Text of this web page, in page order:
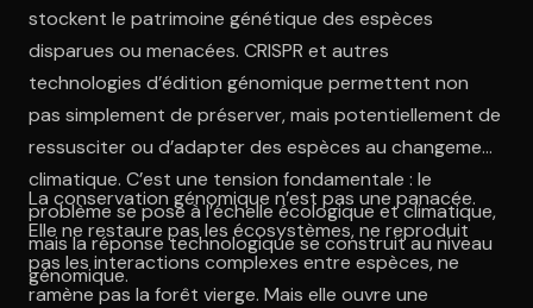
stockent le patrimoine génétique des espèces
disparues ou menacées. CRISPR et autres
technologies d’édition génomique permettent non
pas simplement de préserver, mais potentiellement de
ressusciter ou d’adapter des espèces au changement
climatique. C’est une tension fondamentale : le
problème se pose à l’échelle écologique et climatique,
mais la réponse technologique se construit au niveau
génomique.
La conservation génomique n’est pas une panacée.
Elle ne restaure pas les écosystèmes, ne reproduit
pas les interactions complexes entre espèces, ne
ramène pas la forêt vierge. Mais elle ouvre une